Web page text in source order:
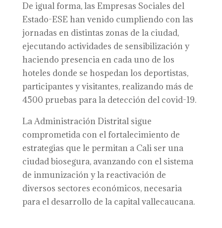
De igual forma, las Empresas Sociales del
Estado-ESE han venido cumpliendo con las
jornadas en distintas zonas de la ciudad,
ejecutando actividades de sensibilización y
haciendo presencia en cada uno de los
hoteles donde se hospedan los deportistas,
participantes y visitantes, realizando más de
4500 pruebas para la detección del covid-19.
La Administración Distrital sigue
comprometida con el fortalecimiento de
estrategias que le permitan a Cali ser una
ciudad biosegura, avanzando con el sistema
de inmunización y la reactivación de
diversos sectores económicos, necesaria
para el desarrollo de la capital vallecaucana.